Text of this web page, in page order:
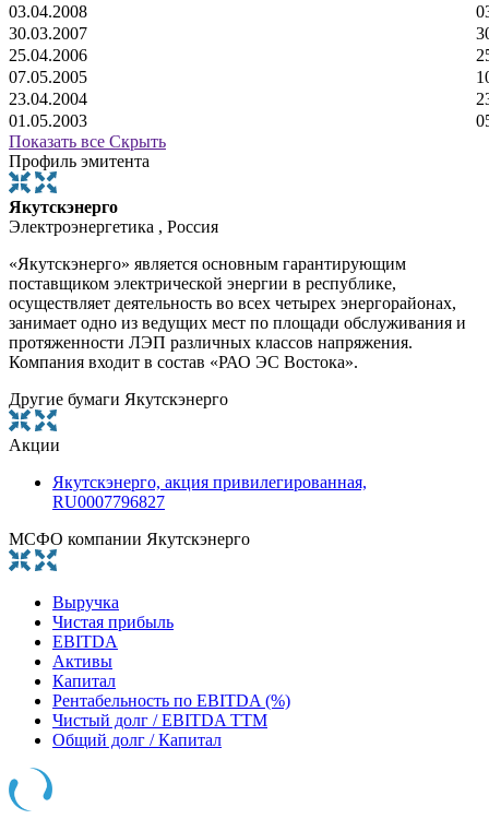
03.04.2008
30.03.2007
25.04.2006
07.05.2005
23.04.2004
01.05.2003
Показать все Скрыть
Профиль эмитента
Якутскэнерго
Электроэнергетика , Россия
«Якутскэнерго» является основным гарантирующим
поставщиком электрической энергии в республике,
осуществляет деятельность во всех четырех энергорайонах,
занимает одно из ведущих мест по площади обслуживания и
протяженности ЛЭП различных классов напряжения.
Компания входит в состав «РАО ЭС Востока».
Другие бумаги Якутскэнерго
Акции
Якутскэнерго, акция привилегированная,
RU0007796827
МСФО компании Якутскэнерго
Выручка
Чистая прибыль
EBITDA
Активы
Капитал
Рентабельность по EBITDA (%)
Чистый долг / EBITDA TTM
Общий долг / Капитал